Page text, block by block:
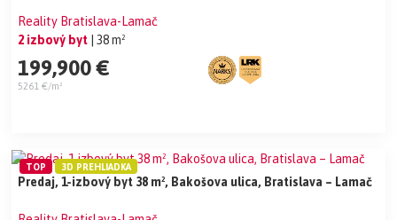
Reality Bratislava-Lamač
2 izbový byt
| 38 m²
199,900 €
5261 €/m²
Predaj, 1-izbový byt 38 m², Bakošova ulica, Bratislava – Lamač
TOP 3D PREHLIADKA